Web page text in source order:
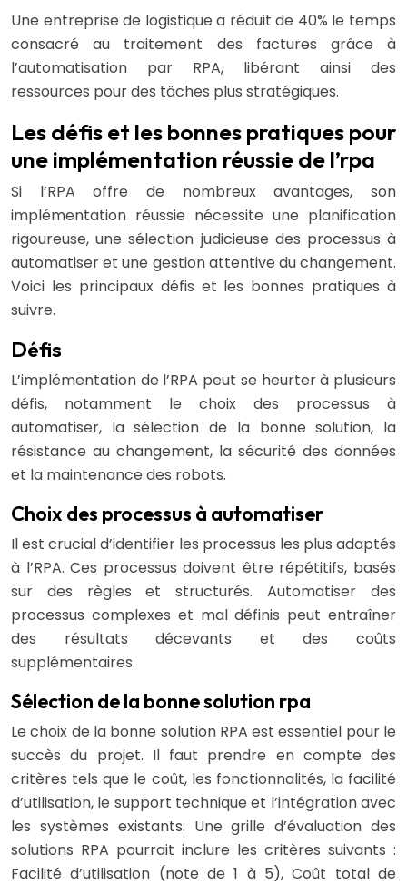
Une entreprise de logistique a réduit de 40% le temps
consacré au traitement des factures grâce à
l’automatisation par RPA, libérant ainsi des
ressources pour des tâches plus stratégiques.
Les défis et les bonnes pratiques pour
une implémentation réussie de l’rpa
Si l’RPA offre de nombreux avantages, son
implémentation réussie nécessite une planification
rigoureuse, une sélection judicieuse des processus à
automatiser et une gestion attentive du changement.
Voici les principaux défis et les bonnes pratiques à
suivre.
Défis
L’implémentation de l’RPA peut se heurter à plusieurs
défis, notamment le choix des processus à
automatiser, la sélection de la bonne solution, la
résistance au changement, la sécurité des données
et la maintenance des robots.
Choix des processus à automatiser
Il est crucial d’identifier les processus les plus adaptés
à l’RPA. Ces processus doivent être répétitifs, basés
sur des règles et structurés. Automatiser des
processus complexes et mal définis peut entraîner
des résultats décevants et des coûts
supplémentaires.
Sélection de la bonne solution rpa
Le choix de la bonne solution RPA est essentiel pour le
succès du projet. Il faut prendre en compte des
critères tels que le coût, les fonctionnalités, la facilité
d’utilisation, le support technique et l’intégration avec
les systèmes existants. Une grille d’évaluation des
solutions RPA pourrait inclure les critères suivants :
Facilité d’utilisation (note de 1 à 5), Coût total de